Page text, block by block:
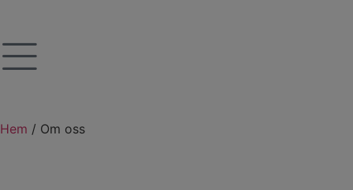
Hem / Om oss